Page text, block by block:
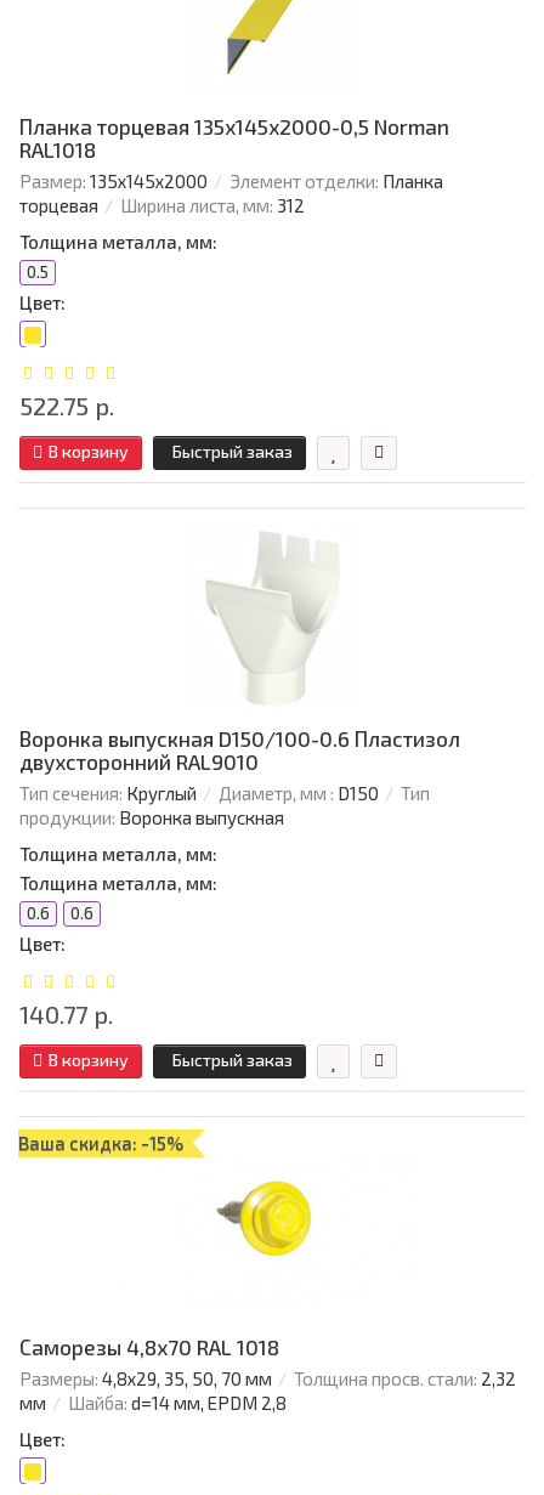
Планка торцевая 135х145х2000-0,5 Norman
RAL1018
Размер: 135х145х2000 Элемент отделки: Планка
торцевая
Ширина листа, мм: 312
Толщина металла, мм:
0.5
Цвет:
522.75 р.
В корзину Быстрый заказ
Воронка выпускная D150/100-0.6 Пластизол
двухсторонний RAL9010
Тип сечения: Круглый Диаметр, мм : D150
Тип
продукции: Воронка выпускная
Толщина металла, мм:
Толщина металла, мм:
0.6 0.6
Цвет:
140.77 р.
В корзину Быстрый заказ
Ваша скидка: -15%
Саморезы 4,8х70 RAL 1018
Размеры: 4,8х29, 35, 50, 70 мм Толщина просв. стали: 2,32
мм
Шайба: d=14 мм, EPDM 2,8
Цвет: